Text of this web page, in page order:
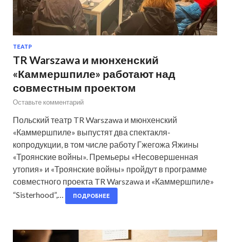
ТЕАТР
TR Warszawa и мюнхенский
«Каммершпиле» работают над
совместным проектом
Оставьте комментарий
Польский театр TR Warszawa и мюнхенский
«Каммершпиле» выпустят два спектакля-
копродукции, в том числе работу Гжегожа Яжины
«Троянские войны». Премьеры «Несовершенная
утопия» и «Троянские войны» пройдут в программе
совместного проекта TR Warszawa и «Каммершпиле»
“Sisterhood”,…
ПОДРОБНЕЕ